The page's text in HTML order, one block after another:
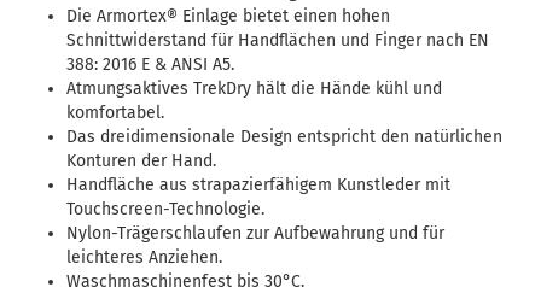
Die Armortex® Einlage bietet einen hohen
Schnittwiderstand für Handflächen und Finger nach EN
388: 2016 E & ANSI A5.
Atmungsaktives TrekDry hält die Hände kühl und
komfortabel.
Das dreidimensionale Design entspricht den natürlichen
Konturen der Hand.
Handfläche aus strapazierfähigem Kunstleder mit
Touchscreen-Technologie.
Nylon-Trägerschlaufen zur Aufbewahrung und für
leichteres Anziehen.
Waschmaschinenfest bis 30°C.